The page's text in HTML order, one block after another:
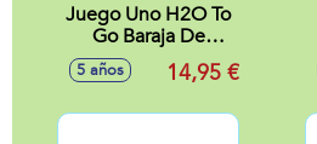
Juego Uno H2O To
Go Baraja De
Cartas Resistente Al
Agua
5 años 14,95 €